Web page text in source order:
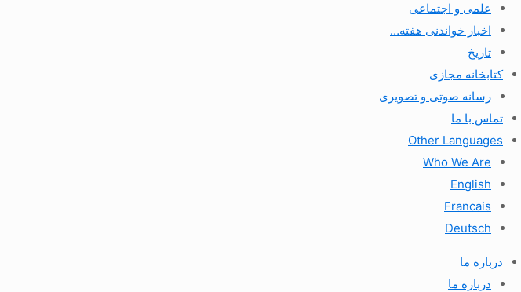
علمی و اجتماعی
اخبار خواندنی هفته…
تاریخ
کتابخانه مجازی
رسانه صوتی و تصویری
تماس با ما
Other Languages
Who We Are
English
Francais
Deutsch
درباره ما
درباره ما